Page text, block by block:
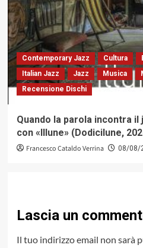
Contemporary Jazz Cultura
Italian Jazz
Jazz Musica
Recensione Dischi
Quando la parola incontra
con «Illune» (Dodicilune,
Francesco Cataldo Verrina 08/08/
Lascia un
Il tuo indirizzo email non sarà